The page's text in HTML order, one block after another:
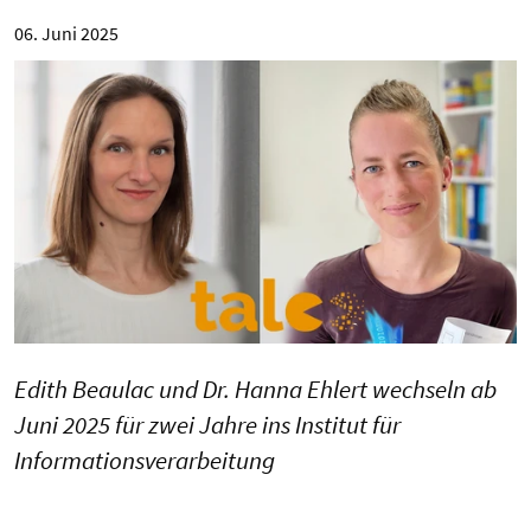
06. Juni 2025
Edith Beaulac und Dr. Hanna Ehlert wechseln ab
Juni 2025 für zwei Jahre ins Institut für
Informationsverarbeitung